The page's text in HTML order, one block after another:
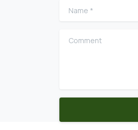
Name
Comment